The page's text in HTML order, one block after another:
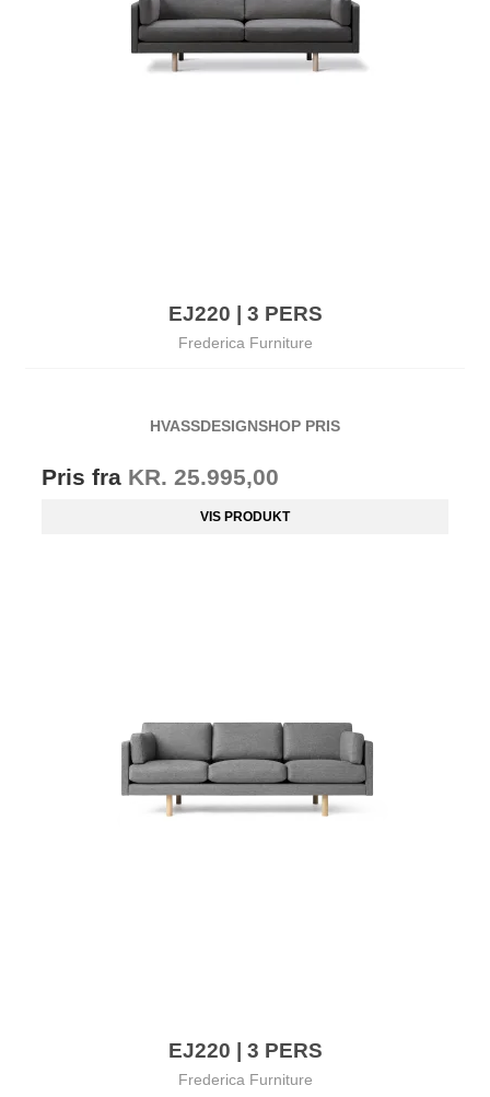
EJ220 | 3 PERS
Frederica Furniture
HVASSDESIGNSHOP PRIS
Pris fra KR. 25.995,00
VIS PRODUKT
EJ220 | 3 PERS
Frederica Furniture